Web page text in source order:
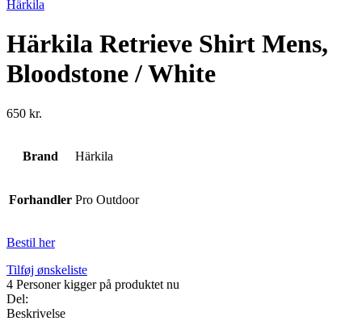
849 kr..
799 kr..
Härkila
Härkila Retrieve Shirt Mens,
Bloodstone / White
650 kr.
Brand Härkila
Forhandler Pro Outdoor
Bestil her
Tilføj ønskeliste
4 Personer kigger på produktet nu
Del:
Beskrivelse